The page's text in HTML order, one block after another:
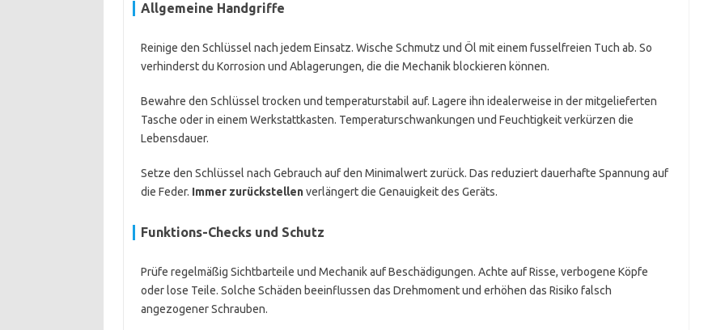
Allgemeine Handgriffe
Reinige den Schlüssel nach jedem Einsatz. Wische Schmutz und Öl mit einem fusselfreien Tuch ab. So
verhinderst du Korrosion und Ablagerungen, die die Mechanik blockieren können.
Bewahre den Schlüssel trocken und temperaturstabil auf. Lagere ihn idealerweise in der mitgelieferten
Tasche oder in einem Werkstattkasten. Temperaturschwankungen und Feuchtigkeit verkürzen die
Lebensdauer.
Setze den Schlüssel nach Gebrauch auf den Minimalwert zurück. Das reduziert dauerhafte Spannung auf
die Feder. Immer zurückstellenverlängert die Genauigkeit des Geräts.
Funktions-Checks und Schutz
Prüfe regelmäßig Sichtbarteile und Mechanik auf Beschädigungen. Achte auf Risse, verbogene Köpfe
oder lose Teile. Solche Schäden beeinflussen das Drehmoment und erhöhen das Risiko falsch
angezogener Schrauben.